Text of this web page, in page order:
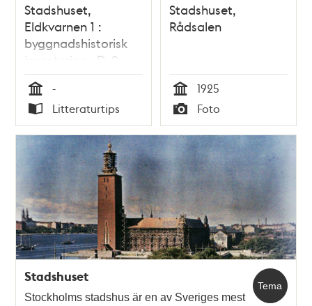
Stadshuset,
Eldkvarnen 1 :
byggnadshistorisk
inventering : D. 2 :
Inventering / Hedvig
Schönbäck
Tid
-
Typ
Litteraturtips
Stadshuset,
Rådsalen
Tid
1925
Typ
Foto
Tema
Stadshuset
Stockholms stadshus är en av Sveriges mest